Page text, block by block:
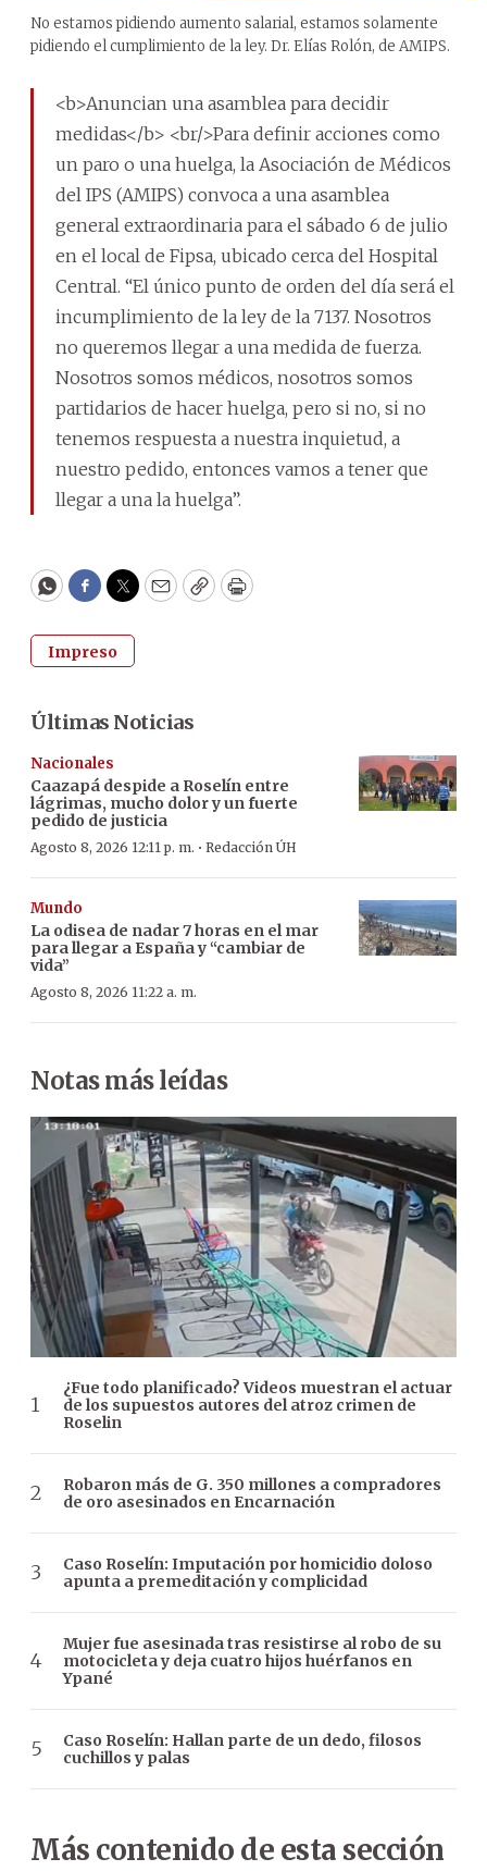
No estamos pidiendo aumento salarial, estamos solamente
pidiendo el cumplimiento de la ley. Dr. Elías Rolón, de AMIPS.
<b>Anuncian una asamblea para decidir
medidas</b> <br/>Para definir acciones como
un paro o una huelga, la Asociación de Médicos
del IPS (AMIPS) convoca a una asamblea
general extraordinaria para el sábado 6 de julio
en el local de Fipsa, ubicado cerca del Hospital
Central. “El único punto de orden del día será el
incumplimiento de la ley de la 7137. Nosotros
no queremos llegar a una medida de fuerza.
Nosotros somos médicos, nosotros somos
partidarios de hacer huelga, pero si no, si no
tenemos respuesta a nuestra inquietud, a
nuestro pedido, entonces vamos a tener que
llegar a una la huelga”.
WhatsApp
Facebook
Twitter
EmailCopyPrint
Impreso
Últimas Noticias
Nacionales
Caazapá despide a Roselín entre
lágrimas, mucho dolor y un fuerte
pedido de justicia
Agosto 8, 2026 12:11 p. m. · Redacción ÚH
Mundo
La odisea de nadar 7 horas en el mar
para llegar a España y “cambiar de
vida”
Agosto 8, 2026 11:22 a. m.
Notas más leídas
¿Fue todo planificado? Videos muestran el actuar
de los supuestos autores del atroz crimen de
Roselin
Robaron más de G. 350 millones a compradores
de oro asesinados en Encarnación
Caso Roselín: Imputación por homicidio doloso
apunta a premeditación y complicidad
Mujer fue asesinada tras resistirse al robo de su
motocicleta y deja cuatro hijos huérfanos en
Ypané
Caso Roselín: Hallan parte de un dedo, filosos
cuchillos y palas
Más contenido de esta sección